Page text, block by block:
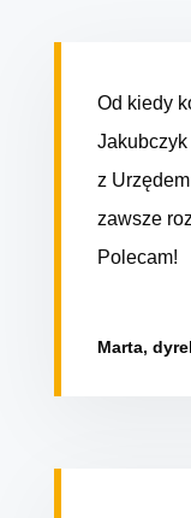
Od kiedy
Jakubczyk
z
zawsze
Polecam!
Marta,